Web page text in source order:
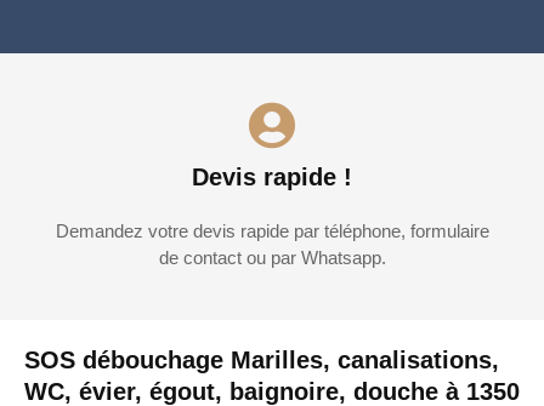
SOS débouchage Marilles, canalisations,
WC, évier, égout, baignoire, douche à 1350
Devis rapide !
Demandez votre devis rapide par téléphone, formulaire
de contact ou par Whatsapp.